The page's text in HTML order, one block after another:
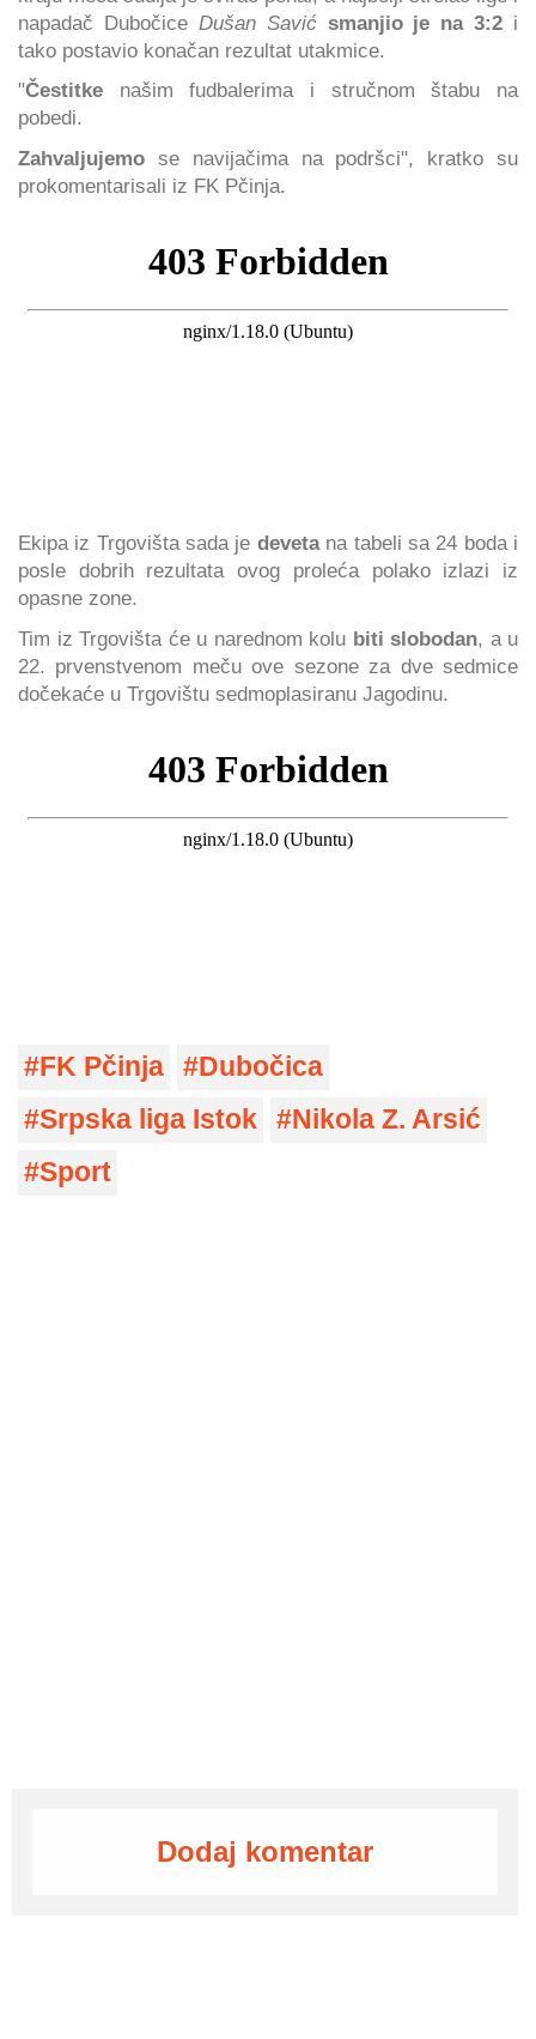
napadač Dubočice Dušan Savić smanjio je na 3:2 i
tako postavio konačan rezultat utakmice.
"Čestitke našim fudbalerima i stručnom štabu na
pobedi.
Zahvaljujemo se navijačima na podršci", kratko su
prokomentarisali iz FK Pčinja.
Ekipa iz Trgovišta sada je deveta na tabeli sa 24 boda i
posle dobrih rezultata ovog proleća polako izlazi iz
opasne zone.
Tim iz Trgovišta će u narednom kolu biti slobodan, a u
22. prvenstvenom meču ove sezone za dve sedmice
dočekaće u Trgovištu sedmoplasiranu Jagodinu.
FK Pčinja
Dubočica
Srpska liga Istok
Nikola Z. Arsić
Sport
Dodaj komentar